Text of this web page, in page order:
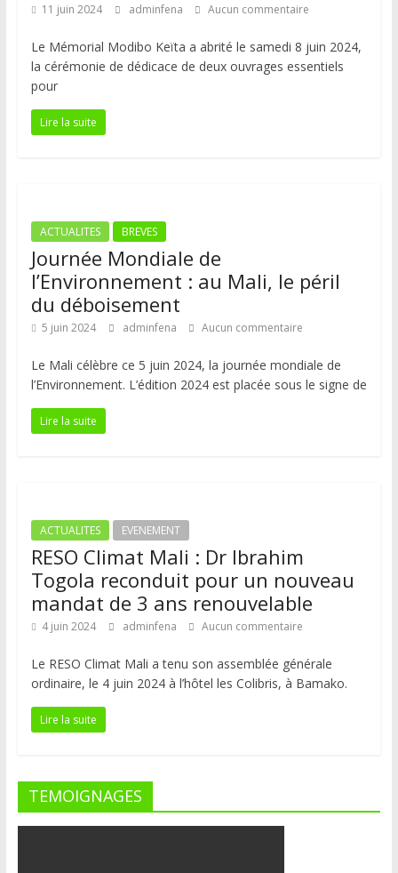
11 juin 2024 adminfena Aucun commentaire
Le Mémorial Modibo Keïta a abrité le samedi 8 juin 2024,
la cérémonie de dédicace de deux ouvrages essentiels
pour
Lire la suite
ACTUALITES BREVES
Journée Mondiale de
l’Environnement : au Mali, le péril
du déboisement
5 juin 2024 adminfena Aucun commentaire
Le Mali célèbre ce 5 juin 2024, la journée mondiale de
l’Environnement. L’édition 2024 est placée sous le signe de
Lire la suite
ACTUALITES EVENEMENT
RESO Climat Mali : Dr Ibrahim
Togola reconduit pour un nouveau
mandat de 3 ans renouvelable
4 juin 2024 adminfena Aucun commentaire
Le RESO Climat Mali a tenu son assemblée générale
ordinaire, le 4 juin 2024 à l’hôtel les Colibris, à Bamako.
Lire la suite
TEMOIGNAGES